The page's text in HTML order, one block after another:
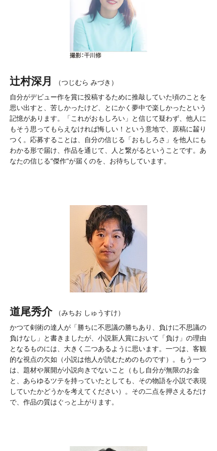
辻村深月
（つじむら みづき）
自分がデビュー作を賞に投稿するために推敲していた頃のことを
思い出すと、苦しかったけど、とにかく夢中で楽しかったという
記憶があります。「これがおもしろい」と信じて疑わず、他人に
もそう思ってもらえなければ悔しい！という意地で、原稿に齧り
つく。応募することは、自分の信じる「おもしろさ」を他人にも
わかる形で届け、作品を通じて、人と繋がるということです。あ
なたの信じる“傑作”が届くのを、お待ちしています。
道尾秀介
（みちお しゅうすけ）
かつて剣術の達人が「勝ちに不思議の勝ちあり、負けに不思議の
負けなし」と書きましたが、小説新人賞において「負け」の理由
となるものには、大きく二つあるように思います。一つは、客観
的な視点の欠如（小説は他人が読むためのものです）。もう一つ
は、題材や展開が小説向きでないこと（もし自分が無限のお金
と、あらゆるツテを持っていたとしても、その物語を小説で表現
していたかどうかを考えてください）。その二点を押さえるだけ
で、作品の質はぐっと上がります。